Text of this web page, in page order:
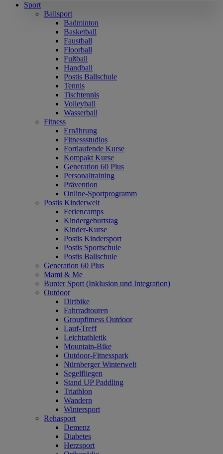
Sport
Ballsport
Badminton
Basketball
Faustball
Floorball
Fußball
Handball
Postis Ballschule
Tennis
Tischtennis
Volleyball
Wasserball
Fitness
Ernährung
Fitnessstudios
Fortlaufende Kurse
Kompakt Kurse
Generation 60 Plus
Personaltraining
Prävention
Online-Sportprogramm
Postis Kinderwelt
Feriencamps
Kindergeburtstag
Kinder-Kurse
Postis Kindersport
Postis Sportschule
Postis Ballschule
Generation 60 Plus
Mami & Me
Bunter Sport (Inklusion und Integration)
Outdoor
Dirtbike
Fahrradtouren
Groupfitness Outdoor
Lauf-Treff
Leichtathletik
Mountain-Bike
Outdoor-Fitnesspark
Nürnberger Winterwelt
Segelfliegen
Stand UP Paddling
Triathlon
Wandern
Wintersport
Rehasport
Demenz
Diabetes
Herzsport